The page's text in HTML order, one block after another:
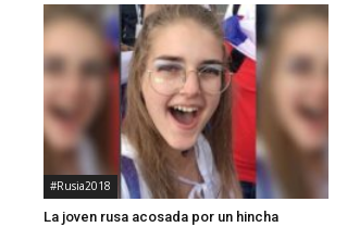
#Rusia2018
La joven rusa acosada por un hincha